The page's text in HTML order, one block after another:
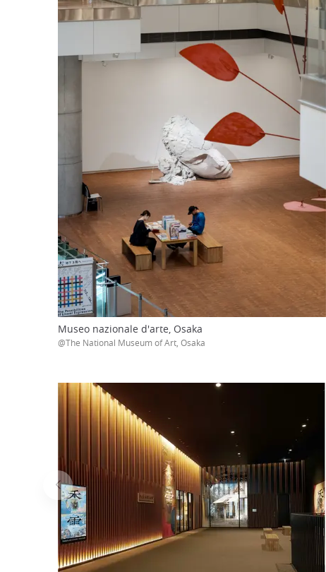
Museo nazionale d'arte, Osaka
@The National Museum of Art, Osaka